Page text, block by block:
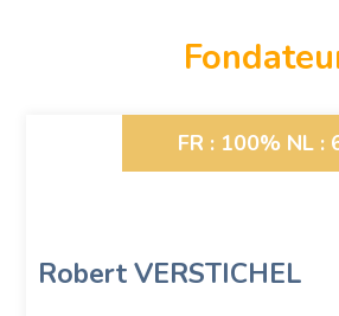
RobertVERSTICHEL
FR : 100% NL :